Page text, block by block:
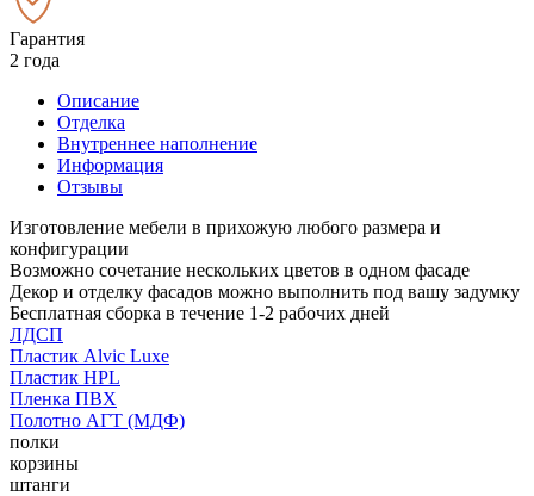
Гарантия
2 года
Описание
Отделка
Внутреннее наполнение
Информация
Отзывы
Изготовление мебели в прихожую любого размера и
конфигурации
Возможно сочетание нескольких цветов в одном фасаде
Декор и отделку фасадов можно выполнить под вашу задумку
Бесплатная сборка в течение 1-2 рабочих дней
ЛДСП
Пластик Alvic Luxe
Пластик HPL
Пленка ПВХ
Полотно АГТ (МДФ)
полки
корзины
штанги